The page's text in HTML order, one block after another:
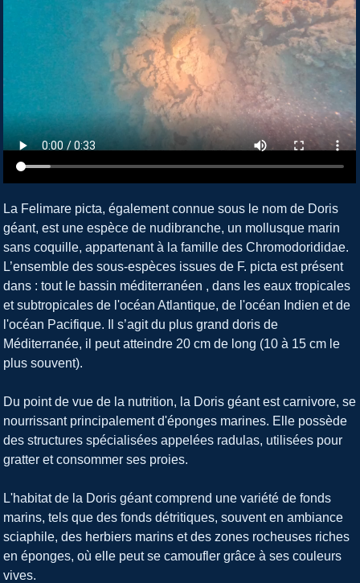
La Felimare picta, également connue sous le nom de Doris
géant, est une espèce de nudibranche, un mollusque marin
sans coquille, appartenant à la famille des Chromodorididae.
L’ensemble des sous-espèces issues de F. picta est présent
dans : tout le bassin méditerranéen , dans les eaux tropicales
et subtropicales de l'océan Atlantique, de l'océan Indien et de
l'océan Pacifique. Il s’agit du plus grand doris de
Méditerranée, il peut atteindre 20 cm de long (10 à 15 cm le
plus souvent).
Du point de vue de la nutrition, la Doris géant est carnivore, se
nourrissant principalement d'éponges marines. Elle possède
des structures spécialisées appelées radulas, utilisées pour
gratter et consommer ses proies.
L'habitat de la Doris géant comprend une variété de fonds
marins, tels que des fonds détritiques, souvent en ambiance
sciaphile, des herbiers marins et des zones rocheuses riches
en éponges, où elle peut se camoufler grâce à ses couleurs
vives.